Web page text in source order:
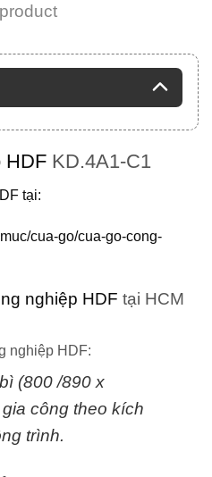
HDF KD.4A1-C1
tại:
cua-go/cua-go-cong-
nghiệp HDF tại HCM
nghiệp HDF:
(800 /890 x
công theo kích
trình.